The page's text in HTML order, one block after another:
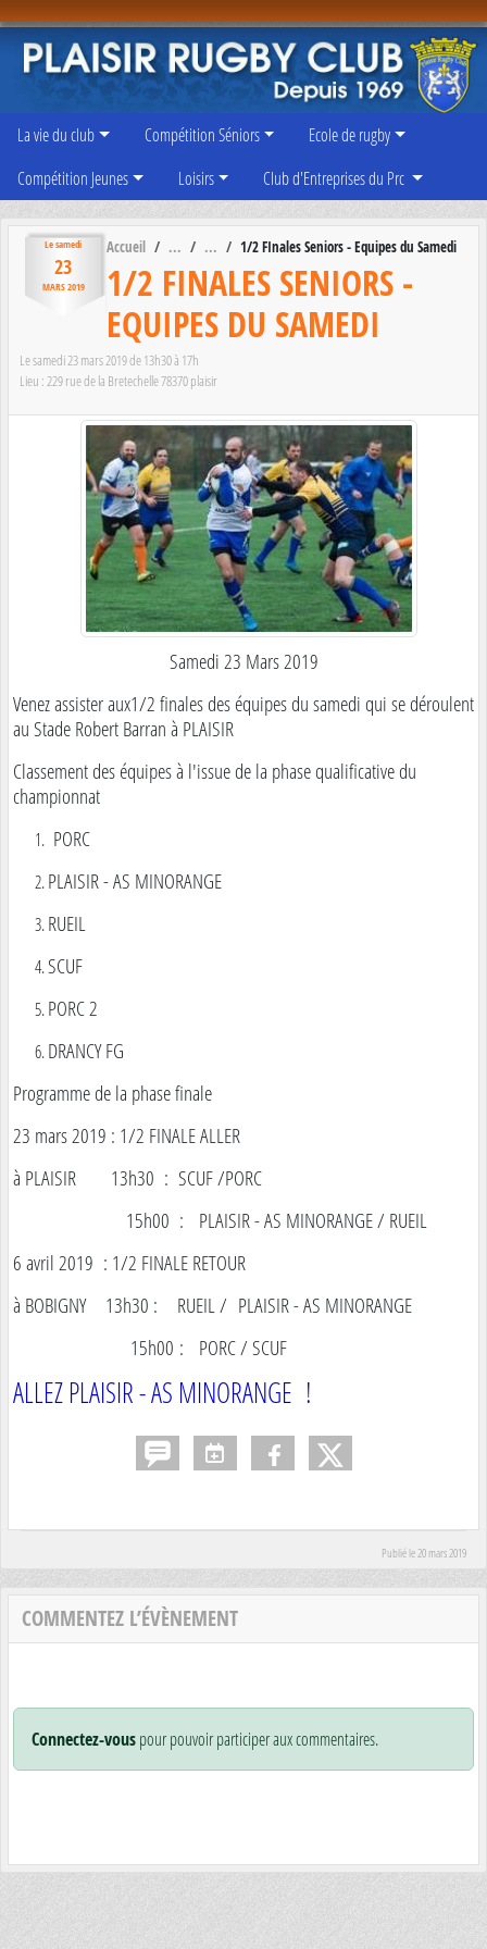
La vie du club Compétition Séniors
Ecole de rugby
Compétition Jeunes
Loisirs Club d'Entreprises du Prc
Lesamedi
23
MARS 2019
Accueil 1/2 FInales Seniors - Equipes du Samedi
1/2 FINALES SENIORS -
EQUIPES DU SAMEDI
Lesamedi23mars2019de 13h30 à 17h
Lieu : 229 rue de la Bretechelle78370plaisir
Samedi 23 Mars 2019
Venez assister aux1/2 finales des équipes du samedi qui se déroulent
au Stade Robert Barran à PLAISIR
Classement des équipes à l'issue de la phase qualificative du
championnat
PORC
PLAISIR - AS MINORANGE
RUEIL
SCUF
PORC 2
DRANCY FG
Programme de la phase finale
23 mars 2019 : 1/2 FINALE ALLER
à PLAISIR 13h30 : SCUF /PORC
15h00 : PLAISIR - AS MINORANGE / RUEIL
6 avril 2019 : 1/2 FINALE RETOUR
à BOBIGNY 13h30 : RUEIL / PLAISIR - AS MINORANGE
15h00 : PORC / SCUF
ALLEZ PLAISIR - AS MINORANGE !
Publié le20 mars 2019
COMMENTEZ L’ÉVÈNEMENT
Connectez-vouspour pouvoir participer aux commentaires.
Panneau de gestion des cookies